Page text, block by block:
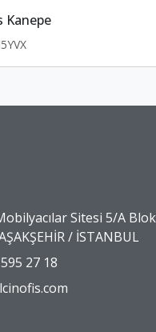
Kanepe
Sitesi 5/A
/ İSTANBUL
27 18